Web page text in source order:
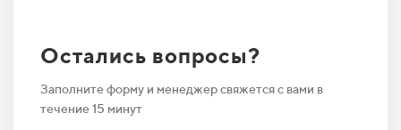
Остались вопросы?
Заполните форму и менеджер свяжется с вами в
течение 15 минут